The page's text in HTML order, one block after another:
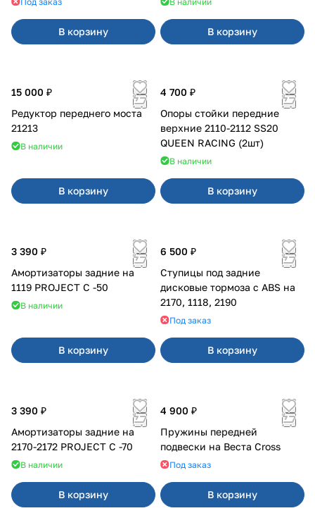
В корзину В корзину
15 000 ₽
Редуктор переднего моста
21213
В наличии
В корзину
4 700 ₽
Опоры стойки передние
верхние 2110-2112 SS20
QUEEN RACING (2шт)
В наличии
В корзину
3 390 ₽
Амортизаторы задние на
1119 PROJECT С -50
В наличии
В корзину
6 500 ₽
Ступицы под задние
дисковые тормоза с ABS на
2170, 1118, 2190
Под заказ
В корзину
3 390 ₽
Амортизаторы задние на
2170-2172 PROJECT С -70
В наличии
В корзину
4 900 ₽
Пружины передней
подвески на Веста Cross
Под заказ
В корзину